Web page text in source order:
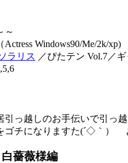
～
Windows90/Me/2k/xp)
ラリス ／ぴたテン Vol.7／
引っ越しのお手伝いで引っ
ゴチになりますた(´◇｀）ゞ
薔薇様編